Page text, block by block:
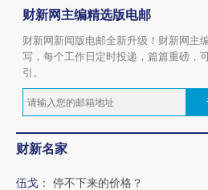
财新网主编精选版电邮
财新网新闻版电邮全新升级！财新网主
写，每个工作日定时投递，篇篇重磅，
引。
财新名家
伍戈 ： 停不下来的价格？